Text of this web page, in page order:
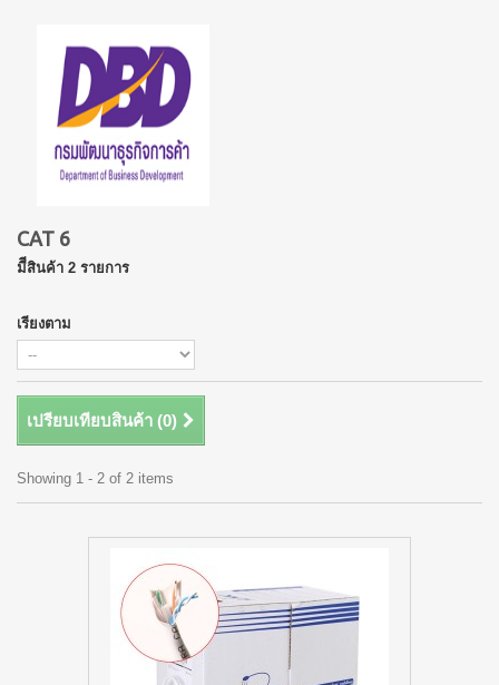
CAT 6
มีีสินค้า 2 รายการ
เรียงตาม
เปรียบเทียบสินค้า (0)
Showing 1 - 2 of 2 items